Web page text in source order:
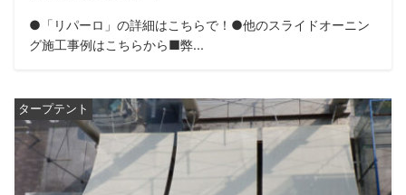
●「リパーロ」の詳細はこちらで！●他のスライドオーニン
グ施工事例はこちらから■弊...
タープテント